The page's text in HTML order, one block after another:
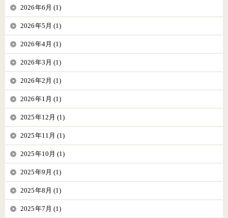
2026年6月 (1)
2026年5月 (1)
2026年4月 (1)
2026年3月 (1)
2026年2月 (1)
2026年1月 (1)
2025年12月 (1)
2025年11月 (1)
2025年10月 (1)
2025年9月 (1)
2025年8月 (1)
2025年7月 (1)